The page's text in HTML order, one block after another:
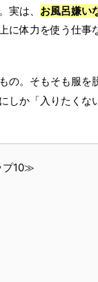
実は、 お風呂嫌い
に体力を使う仕事
の。そもそも服を
しか「入りたくな
プ10≫